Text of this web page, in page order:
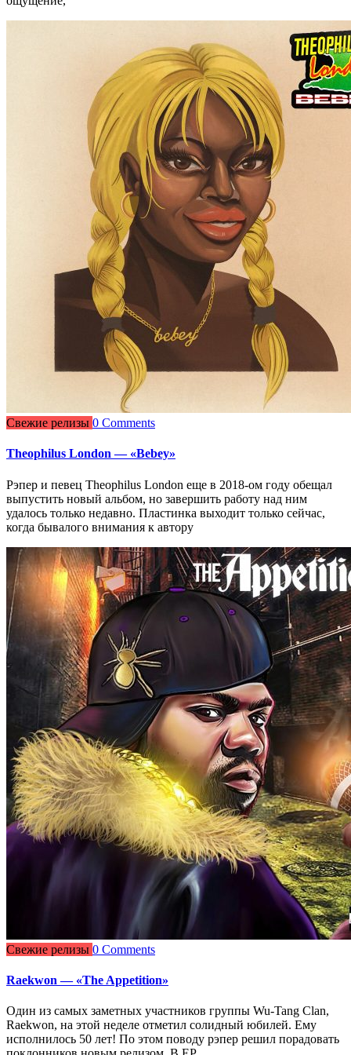
Свежие релизы 0 Comments
Theophilus London — «Bebey»
Рэпер и певец Theophilus London еще в 2018-ом году обещал
выпустить новый альбом, но завершить работу над ним
удалось только недавно. Пластинка выходит только сейчас,
когда бывалого внимания к автору
Свежие релизы 0 Comments
Raekwon — «The Appetition»
Один из самых заметных участников группы Wu-Tang Clan,
Raekwon, на этой неделе отметил солидный юбилей. Ему
исполнилось 50 лет! По этом поводу рэпер решил порадовать